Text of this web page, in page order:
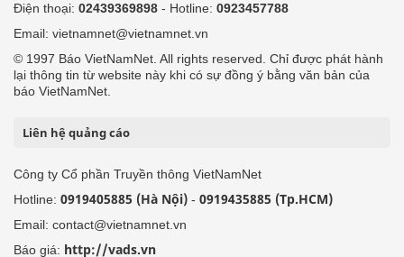
Điện thoại: 02439369898 - Hotline: 0923457788
Email: vietnamnet@vietnamnet.vn
© 1997 Báo VietNamNet. All rights reserved. Chỉ được phát hành
lại thông tin từ website này khi có sự đồng ý bằng văn bản của
báo VietNamNet.
Liên hệ quảng cáo
Công ty Cổ phần Truyền thông VietNamNet
Hotline: 0919405885 (Hà Nội) - 0919435885 (Tp.HCM)
Email: contact@vietnamnet.vn
Báo giá: http://vads.vn